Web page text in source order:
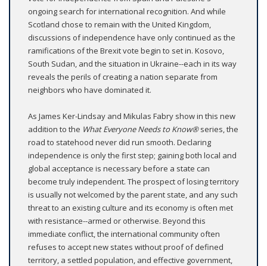
ongoing search for international recognition. And while
Scotland chose to remain with the United Kingdom,
discussions of independence have only continued as the
ramifications of the Brexit vote begin to set in. Kosovo,
South Sudan, and the situation in Ukraine--each in its way
reveals the perils of creating a nation separate from
neighbors who have dominated it.
As James Ker-Lindsay and Mikulas Fabry show in this new
addition to the What Everyone Needs to Know®series, the
road to statehood never did run smooth. Declaring
independence is only the first step; gaining both local and
global acceptance is necessary before a state can
become truly independent. The prospect of losing territory
is usually not welcomed by the parent state, and any such
threat to an existing culture and its economy is often met
with resistance--armed or otherwise. Beyond this
immediate conflict, the international community often
refuses to accept new states without proof of defined
territory, a settled population, and effective government,